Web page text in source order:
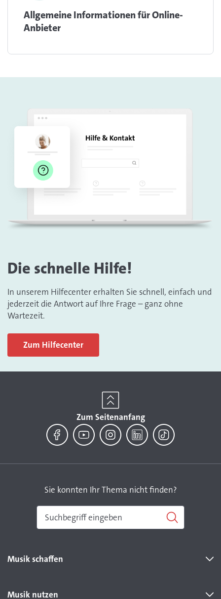
Allgemeine Informationen für Online-
Anbieter
Die schnelle Hilfe!
In unserem Hilfecenter erhalten Sie schnell, einfach und
jederzeit die Antwort auf Ihre Frage – ganz ohne
Wartezeit.
Zum Hilfecenter
Zum Seitenanfang
Sie konnten Ihr Thema nicht finden?
Musik schaffen
Musik nutzen